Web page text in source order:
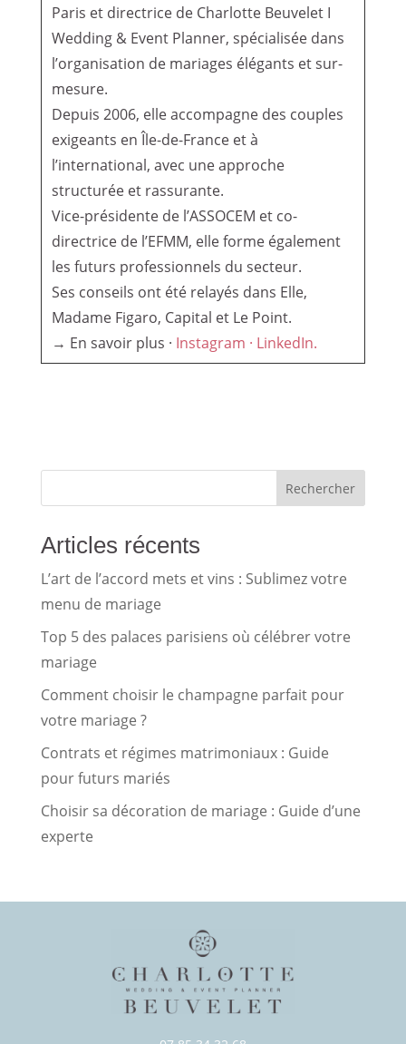
Paris et directrice de Charlotte Beuvelet I
Wedding & Event Planner, spécialisée dans
l’organisation de mariages élégants et sur-
mesure.
Depuis 2006, elle accompagne des couples
exigeants en Île-de-France et à
l’international, avec une approche
structurée et rassurante.
Vice-présidente de l’ASSOCEM et co-
directrice de l’EFMM, elle forme également
les futurs professionnels du secteur.
Ses conseils ont été relayés dans Elle,
Madame Figaro, Capital et Le Point.
→ En savoir plus · Instagram · LinkedIn.
Rechercher
Articles récents
L’art de l’accord mets et vins : Sublimez votre
menu de mariage
Top 5 des palaces parisiens où célébrer votre
mariage
Comment choisir le champagne parfait pour
votre mariage ?
Contrats et régimes matrimoniaux : Guide
pour futurs mariés
Choisir sa décoration de mariage : Guide d’une
experte